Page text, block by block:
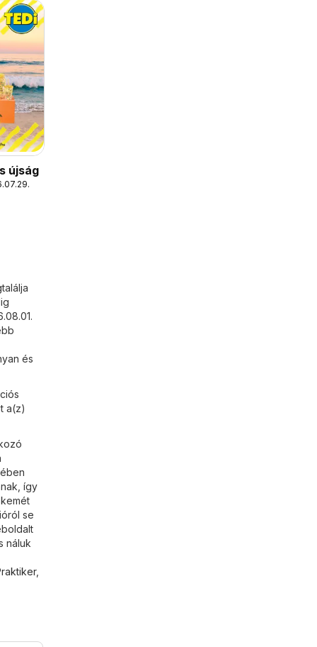
újság
és
a(z)
így
se
náluk
,